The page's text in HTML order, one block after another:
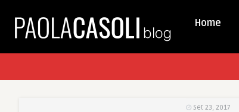
Home
Set 23, 2017